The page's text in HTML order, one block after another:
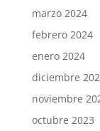
marzo 2024
febrero 2024
enero 2024
diciembre
noviembre
octubre 2023